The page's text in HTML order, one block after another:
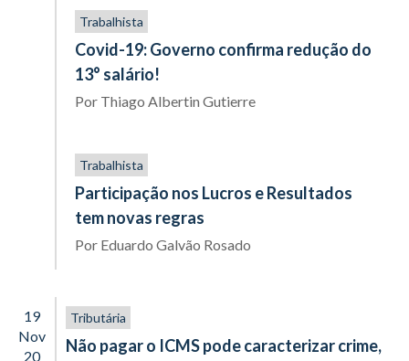
Trabalhista
Covid-19: Governo confirma redução do
13° salário!
Por Thiago Albertin Gutierre
Trabalhista
Participação nos Lucros e Resultados
tem novas regras
Por Eduardo Galvão Rosado
19
Nov
20
Tributária
Não pagar o ICMS pode caracterizar crime,